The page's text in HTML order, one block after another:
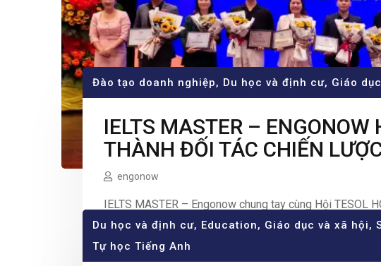
Đào tạo doanh nghiệp, Du học và định cư, Giáo
IELTS MASTER – ENGONOW
THÀNH ĐỐI TÁC CHIẾN
HCMC
engonow
IELTS MASTER – Engonow chung tay cùng Hội TESOL
phố Hồ Chí Minh trananhkhang.com Ngày 30/9/2023,
Giảng dạy tiếng Anh Thành phố Hồ Chí Minh (TESOL
Du học và định cư, Education, Giáo dục và xã hội,
Tự học Tiếng Anh